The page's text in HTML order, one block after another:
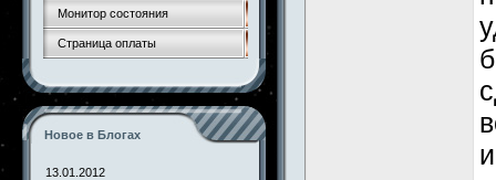
Монитор состояния
Страница оплаты
Новое в Блогах
13.01.2012